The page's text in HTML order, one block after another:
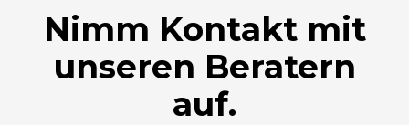
Nimm Kontakt mit
unseren Beratern
auf.